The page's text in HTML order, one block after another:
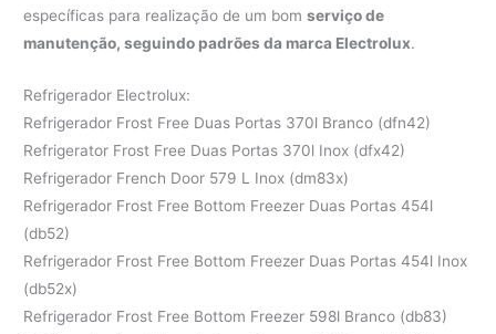
específicas para realização de um bomserviço de
manutenção, seguindo padrões da marca Electrolux.
Refrigerador Electrolux:
Refrigerador Frost Free Duas Portas 370l Branco (dfn42)
Refrigerator Frost Free Duas Portas 370l Inox (dfx42)
Refrigerador French Door 579 L Inox (dm83x)
Refrigerador Frost Free Bottom Freezer Duas Portas 454l
(db52)
Refrigerador Frost Free Bottom Freezer Duas Portas 454l Inox
(db52x)
Refrigerador Frost Free Bottom Freezer 598l Branco (db83)